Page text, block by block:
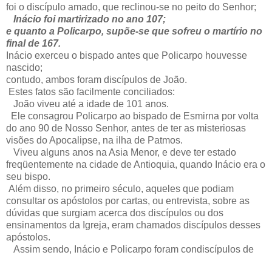
foi o discípulo amado, que reclinou-se no peito do Senhor;
Inácio foi martirizado no ano 107;
e quanto a Policarpo, supõe-se que sofreu o martírio no
final de 167.
Inácio exerceu o bispado antes que Policarpo houvesse
nascido;
contudo, ambos foram discípulos de João.
Estes fatos são facilmente conciliados:
João viveu até a idade de 101 anos.
Ele consagrou Policarpo ao bispado de Esmirna por volta
do ano 90 de Nosso Senhor, antes de ter as misteriosas
visões do Apocalipse, na ilha de Patmos.
Viveu alguns anos na Asia Menor, e deve ter estado
freqüentemente na cidade de Antioquia, quando Inácio era o
seu bispo.
Além disso, no primeiro século, aqueles que podiam
consultar os apóstolos por cartas, ou entrevista, sobre as
dúvidas que surgiam acerca dos discípulos ou dos
ensinamentos da Igreja, eram chamados discípulos desses
apóstolos.
Assim sendo, Inácio e Policarpo foram condiscípulos de